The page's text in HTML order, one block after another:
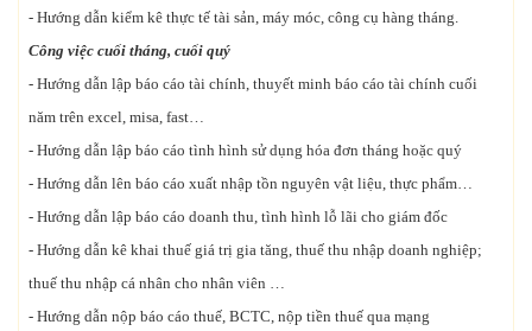
- Hướng dẫn kiểm kê thực tế tài sản, máy móc, công cụ hàng tháng.
Công việc cuối tháng, cuối quý
- Hướng dẫn lập báo cáo tài chính, thuyết minh báo cáo tài chính cuối
năm trên excel, misa, fast…
- Hướng dẫn lập báo cáo tình hình sử dụng hóa đơn tháng hoặc quý
- Hướng dẫn lên báo cáo xuất nhập tồn nguyên vật liệu, thực phẩm…
- Hướng dẫn lập báo cáo doanh thu, tình hình lỗ lãi cho giám đốc
- Hướng dẫn kê khai thuế giá trị gia tăng, thuế thu nhập doanh nghiệp;
thuế thu nhập cá nhân cho nhân viên …
- Hướng dẫn nộp báo cáo thuế, BCTC, nộp tiền thuế qua mạng